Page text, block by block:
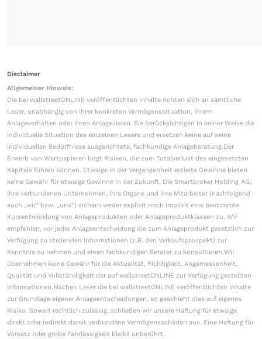
Disclaimer
Allgemeiner Hinweis:
Die bei wallstreetONLINE veröffentlichten Inhalte richten sich an sämtliche
Leser, unabhängig von ihrer konkreten Vermögenssituation, ihrem
Anlageverhalten oder ihren Anlagezielen. Sie berücksichtigen in keiner Weise die
individuelle Situation des einzelnen Lesers und ersetzen keine auf seine
individuellen Bedürfnisse ausgerichtete, fachkundige Anlageberatung.Der
Erwerb von Wertpapieren birgt Risiken, die zum Totalverlust des eingesetzten
Kapitals führen können. Etwaige in der Vergangenheit erzielte Gewinne bieten
keine Gewähr für etwaige Gewinne in der Zukunft. Die Smartbroker Holding AG,
ihre verbundenen Unternehmen, ihre Organe und ihre Mitarbeiter (nachfolgend
auch „wir“ bzw. „uns“) sichern weder explizit noch implizit eine bestimmte
Kursentwicklung von Anlageprodukten oder Anlageproduktklassen zu. Wir
empfehlen, vor jeder Anlageentscheidung die zum Anlageprodukt gesetzlich zur
Verfügung zu stellenden Informationen (z.B. den Verkaufsprospekt) zur
Kenntnis zu nehmen und einen fachkundigen Berater zu konsultieren.Wir
übernehmen keine Gewähr für die Aktualität, Richtigkeit, Angemessenheit,
Qualität und Vollständigkeit der auf wallstreetONLINE zur Verfügung gestellten
Informationen.Machen Leser die bei wallstreetONLINE veröffentlichten Inhalte
zur Grundlage eigener Anlageentscheidungen, so geschieht dies auf eigenes
Risiko. Soweit rechtlich zulässig, schließen wir unsere Haftung für etwaige
direkt oder indirekt damit verbundene Vermögensschäden aus. Eine Haftung für
Vorsatz oder grobe Fahrlässigkeit bleibt unberührt.